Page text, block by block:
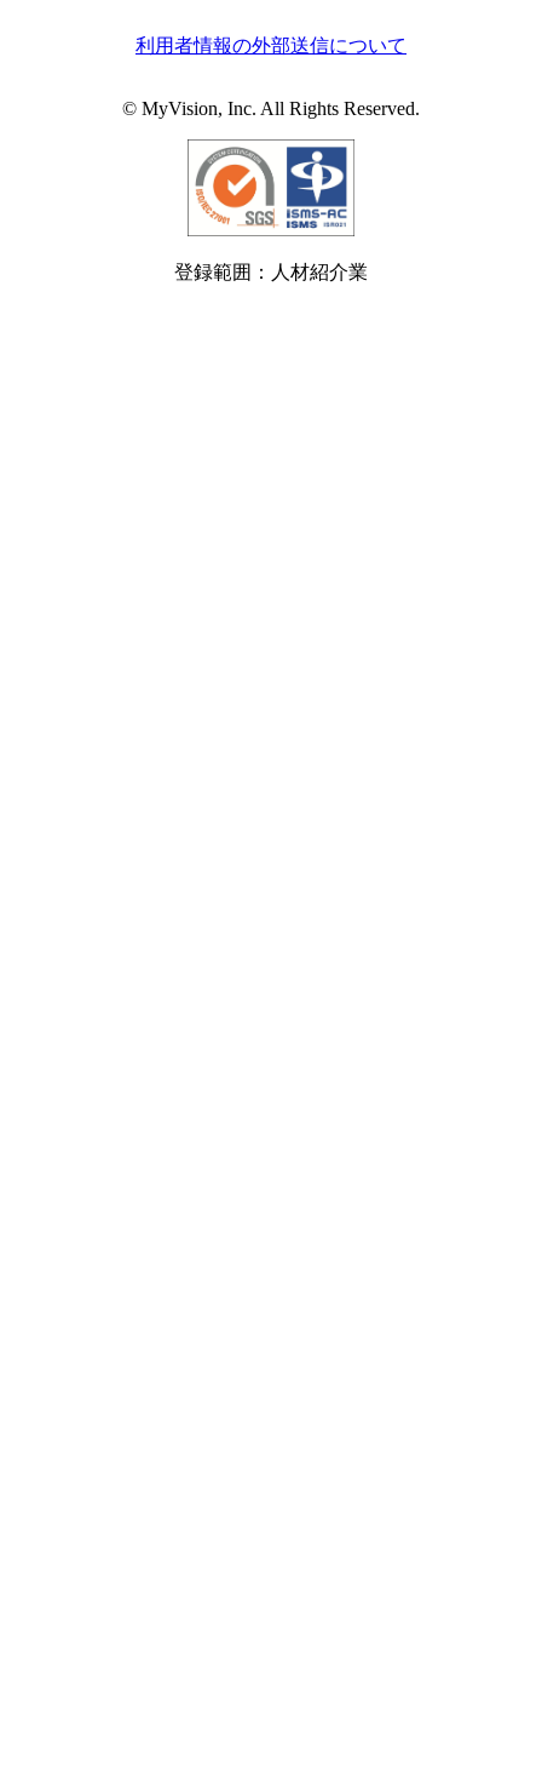
利用者情報の外部送信について
© MyVision, Inc. All Rights Reserved.
登録範囲：人材紹介業